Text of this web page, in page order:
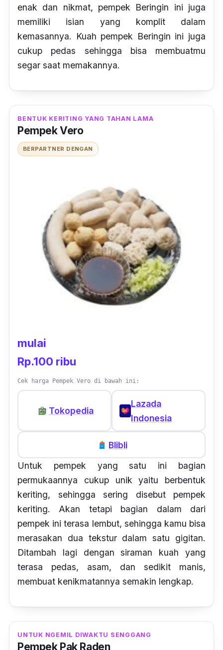
enak dan nikmat, pempek Beringin ini juga
memiliki isian yang komplit dalam
kemasannya. Kuah pempek Beringin ini juga
cukup pedas sehingga bisa membuatmu
segar saat memakannya.
BENTUK KERITING YANG TAHAN LAMA
Pempek Vero
BERPARTNER DENGAN
mulai
Rp.100 ribu
Cek harga Pempek Vero di bawah ini:
Tokopedia
Lazada
Indonesia
Blibli
Untuk pempek yang satu ini bagian
permukaannya cukup unik yaitu berbentuk
keriting, sehingga sering disebut pempek
keriting. Akan tetapi bagian dalam dari
pempek ini terasa lembut, sehingga kamu bisa
merasakan dua tekstur dalam satu gigitan.
Ditambah lagi dengan siraman kuah yang
terasa pedas, asam, dan sedikit manis,
membuat kenikmatannya semakin lengkap.
UNTUK NGEMIL DIWAKTU SENGGANG
Pempek Pak Raden